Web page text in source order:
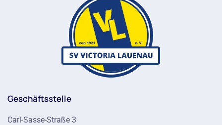
Geschäftsstelle
Carl-Sasse-Straße 3